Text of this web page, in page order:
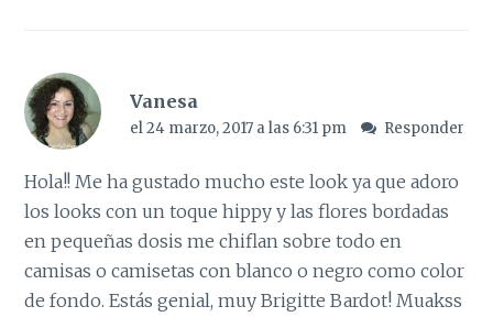
Vanesa
el 24 marzo, 2017 a las 6:31 pm Responder
Hola!! Me ha gustado mucho este look ya que adoro
los looks con un toque hippy y las flores bordadas
en pequeñas dosis me chiflan sobre todo en
camisas o camisetas con blanco o negro como color
de fondo. Estás genial, muy Brigitte Bardot! Muakss